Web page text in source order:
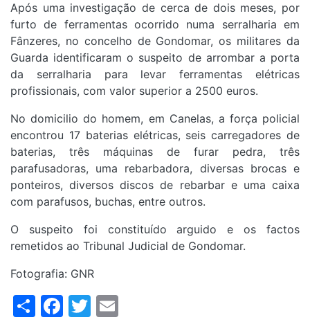
Após uma investigação de cerca de dois meses, por
furto de ferramentas ocorrido numa serralharia em
Fânzeres, no concelho de Gondomar, os militares da
Guarda identificaram o suspeito de arrombar a porta
da serralharia para levar ferramentas elétricas
profissionais, com valor superior a 2500 euros.
No domicilio do homem, em Canelas, a força policial
encontrou 17 baterias elétricas, seis carregadores de
baterias, três máquinas de furar pedra, três
parafusadoras, uma rebarbadora, diversas brocas e
ponteiros, diversos discos de rebarbar e uma caixa
com parafusos, buchas, entre outros.
O suspeito foi constituído arguido e os factos
remetidos ao Tribunal Judicial de Gondomar.
Fotografia: GNR
ShareFacebook
Twitter